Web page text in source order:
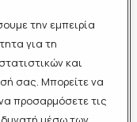
την εμπειρία
για τη
και
σας. Μπορείτε να
προσαρμόσετε τις